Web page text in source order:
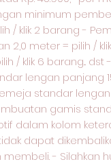
minimum
/ klik 2 barang -
2,0 meter = pilih /
/ klik 6 barang... dst
lengan panjang
standar lengan
gamis
dalam kolom
dapat
- Silahkan